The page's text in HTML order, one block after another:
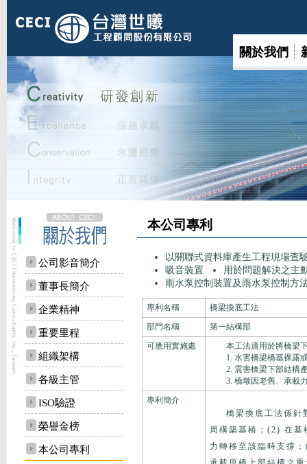
關於我們
本公司專利
公司影音簡介
董事長簡介
企業精神
重要里程
組織架構
各級主管
ISO驗證
榮譽金榜
本公司專利
以關聯式資料庫產生工程現場查
吸音裝置
用於問題解決之主
雨水泵控制裝置及雨水泵控制方
專利名稱
橋梁換底工法
部門名稱
第一結構部
可應用實施處
本工法適用於將橋梁下
1. 水害橋梁橋基裸露或
2. 震害橋梁下部結構產
3. 橋墩因老舊、承載力
專利簡介
橋梁換底工法係針
周構築基樁；(2) 在基
力轉移至該臨時支撐